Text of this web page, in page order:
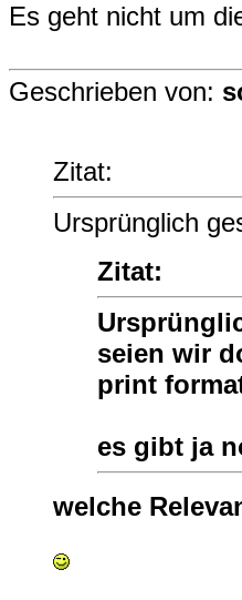
Es geht nicht um
Geschrieben von:
Zitat:
Ursprünglich
Zitat:
seien wir
print
es gibt ja
welche